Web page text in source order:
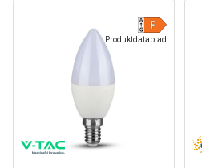
Produktdatablad